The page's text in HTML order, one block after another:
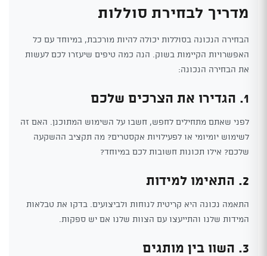
מדריך לבחירת סוללות
הבחירה הנכונה בסוללות יכולה להיות מורכבת, במיוחד עם כל
האפשרויות הקיימות בשוק. הנה כמה טיפים שיעזרו לכם לעשות
את הבחירה הנכונה:
1. הגדירו את הצרכים שלכם
לפני שאתם מתחילים לחפש, חשבו על השימוש המתוכנן. האם זה
לשימוש יומיומי או לפעילויות אקסטרים? מה תקציב ההשקעה
שלכם? אילו תכונות חשובות לכם במיוחד?
2. התאימו למידות
התאמה נכונה היא קריטית לנוחות ולביצועים. בדקו את טבלאות
המידות שלנו והתייעצו עם הצוות שלנו אם יש ספקות.
3. השוו בין מותגים